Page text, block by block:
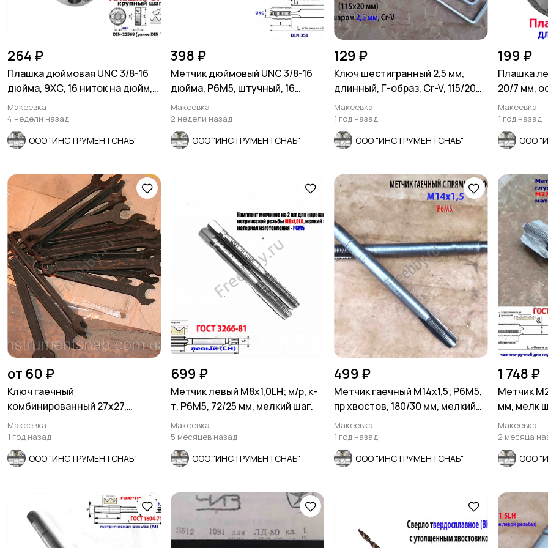
264 ₽
Плашка дюймовая UNC 3/8-16
дюйма, 9ХС, 16 ниток на дюйм,
30/11 мм.
Макеевка
4 недели назад
ООО "ИНСТРУМЕНТСНАБ"
398 ₽
Метчик дюймовый UNC 3/8-16
дюйма, Р6М5, штучный, 16
ниток 80/24 мм.
Макеевка
2 недели назад
ООО "ИНСТРУМЕНТСНАБ"
129 ₽
Ключ шестигранный 2,5 мм,
длинный, Г-образ, Cr-V, 115/20
мм, с шаром.
Макеевка
1 год назад
ООО "ИНСТРУМЕНТСНАБ"
199 ₽
Плашка
20/7 мм,
9740-71.
Макеевка
1 год назад
ООО
от 60 ₽
Ключ гаечный
комбинированный 27х27,
рожково-накидной, черный,
СССР.
Макеевка
1 год назад
ООО "ИНСТРУМЕНТСНАБ"
699 ₽
Метчик левый М8х1,0LH; м/р, к-
т, Р6М5, 72/25 мм, мелкий шаг.
Макеевка
5 месяцев назад
ООО "ИНСТРУМЕНТСНАБ"
499 ₽
Метчик гаечный М14х1,5; Р6М5,
пр хвостов, 180/30 мм, мелкий
шаг, СССР.
Макеевка
1 год назад
ООО "ИНСТРУМЕНТСНАБ"
1 748 ₽
Метчик
мм, мелк
резьбы,
Макеевка
2 месяца
ООО